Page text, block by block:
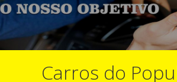
Carros do